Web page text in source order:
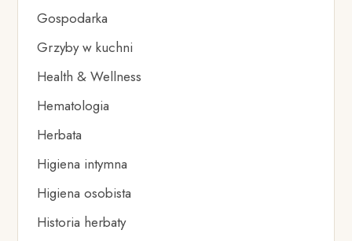
Gospodarka
Grzyby w kuchni
Health & Wellness
Hematologia
Herbata
Higiena intymna
Higiena osobista
Historia herbaty